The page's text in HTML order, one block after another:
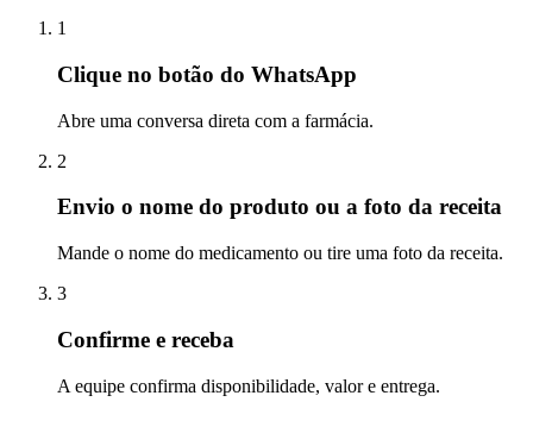
1
Clique no botão do WhatsApp
Abre uma conversa direta com a farmácia.
2
Envio o nome do produto ou a foto da receita
Mande o nome do medicamento ou tire uma foto da receita.
3
Confirme e receba
A equipe confirma disponibilidade, valor e entrega.